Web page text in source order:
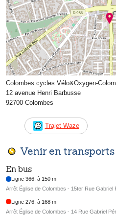
Colombes cycles Vélo&Oxygen-
12 avenue Henri Barbusse
92700 Colombes
Trajet Waze
Venir en
En bus
Ligne 366, à 150 m
Arrêt Église de Colombes - 15ter Rue Gabriel
Ligne 276, à 168 m
Arrêt Église de Colombes - 14 Rue Gabriel